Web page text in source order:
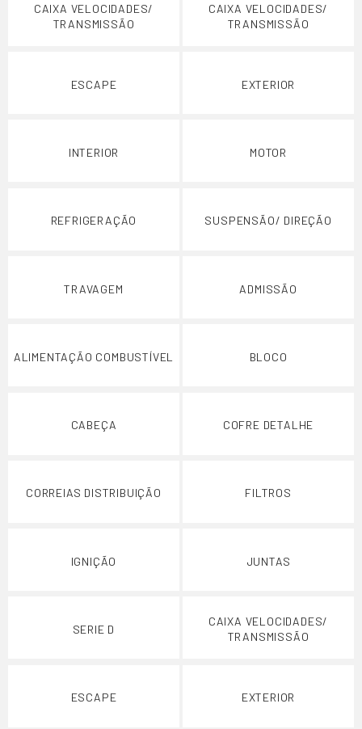
CAIXA VELOCIDADES/
TRANSMISSÃO
CAIXA VELOCIDADES/
TRANSMISSÃO
ESCAPE EXTERIOR
INTERIOR MOTOR
REFRIGERAÇÃO SUSPENSÃO/ DIREÇÃO
TRAVAGEM ADMISSÃO
ALIMENTAÇÃO COMBUSTÍVEL BLOCO
CABEÇA COFRE DETALHE
CORREIAS DISTRIBUIÇÃO FILTROS
IGNIÇÃO JUNTAS
SERIE D
CAIXA VELOCIDADES/
TRANSMISSÃO
ESCAPE EXTERIOR